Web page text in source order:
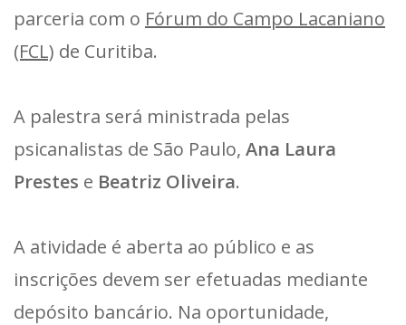
parceria com o Fórum do Campo Lacaniano
(FCL) de Curitiba.
A palestra será ministrada pelas
psicanalistas de São Paulo, Ana Laura
Prestes e Beatriz Oliveira.
A atividade é aberta ao público e as
inscrições devem ser efetuadas mediante
depósito bancário. Na oportunidade,